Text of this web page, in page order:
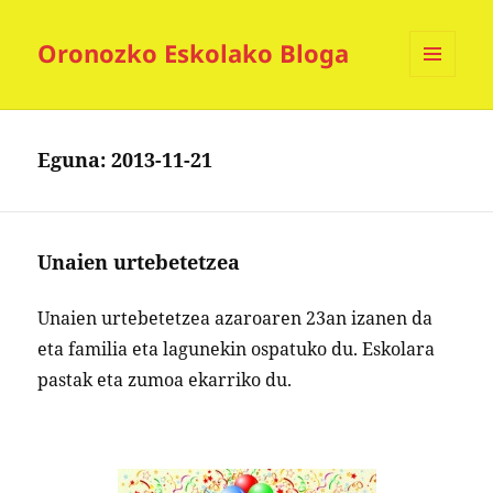
Oronozko Eskolako Bloga
Eguna:2013-11-21
Unaien urtebetetzea
Unaien urtebetetzea azaroaren23an izanen da
eta familia eta lagunekin ospatuko du. Eskolara
pastak eta zumoa ekarriko du.